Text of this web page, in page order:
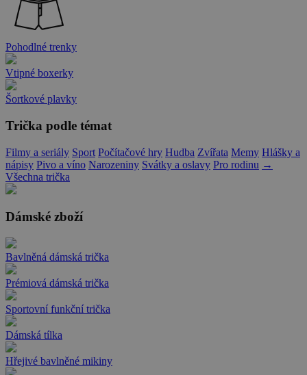
Pohodlné trenky
Vtipné boxerky
Šortkové plavky
Trička podle témat
Filmy a seriály Sport Počítačové hry Hudba Zvířata Memy Hlášky a
nápisy Pivo a víno Narozeniny Svátky a oslavy Pro rodinu →
Všechna trička
Dámské zboží
Bavlněná dámská trička
Prémiová dámská trička
Sportovní funkční trička
Dámská tílka
Hřejivé bavlněné mikiny